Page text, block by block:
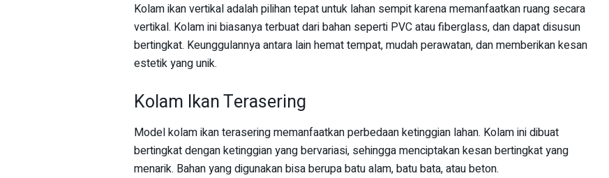
Kolam ikan vertikal adalah pilihan tepat untuk lahan sempit karena memanfaatkan ruang secara
vertikal. Kolam ini biasanya terbuat dari bahan seperti PVC atau fiberglass, dan dapat disusun
bertingkat. Keunggulannya antara lain hemat tempat, mudah perawatan, dan memberikan kesan
estetik yang unik.
Kolam Ikan Terasering
Model kolam ikan terasering memanfaatkan perbedaan ketinggian lahan. Kolam ini dibuat
bertingkat dengan ketinggian yang bervariasi, sehingga menciptakan kesan bertingkat yang
menarik. Bahan yang digunakan bisa berupa batu alam, batu bata, atau beton.